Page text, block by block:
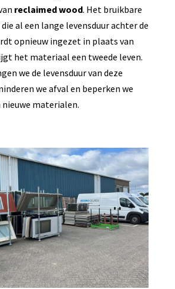
reclaimed wood. Het bruikbare
al een lange levensduur achter de
opnieuw ingezet in plaats van
het materiaal een tweede leven.
we de levensduur van deze
we afval en beperken we
materialen.